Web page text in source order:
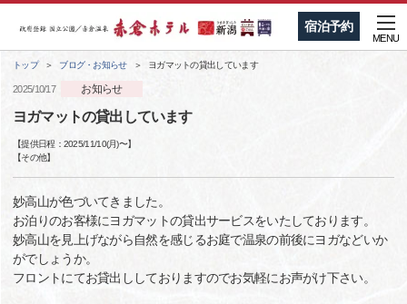
宿泊予約
MENU
トップ ブログ・お知らせ ヨガマットの貸出しています
2025/10/17 お知らせ
ヨガマットの貸出しています
【提供日程： 2025/11/10(月)〜】
【その他】
妙高山が色づいてきました。
お泊りのお客様にヨガマットの貸出サービスをいたしております。
妙高山を見上げながら自然を感じるお庭で温泉の前後にヨガなどいか
がでしょうか。
フロントにてお貸出ししておりますのでお気軽にお声がけ下さい。